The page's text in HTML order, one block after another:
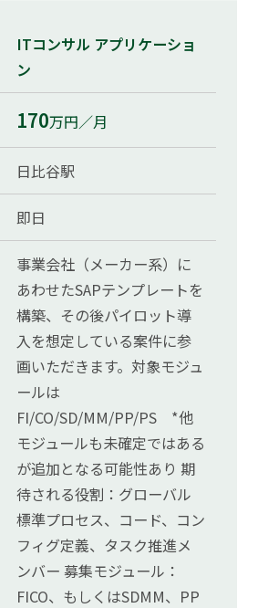
ITコンサル アプリケーショ
ン
170万円／月
日比谷駅
即日
事業会社（メーカー系）に
あわせたSAPテンプレートを
構築、その後パイロット導
入を想定している案件に参
画いただきます。対象モジュ
ールは
FI/CO/SD/MM/PP/PS *他
モジュールも未確定ではある
が追加となる可能性あり 期
待される役割：グローバル
標準プロセス、コード、コン
フィグ定義、タスク推進メ
ンバー 募集モジュール：
FICO、もしくはSDMM、PP